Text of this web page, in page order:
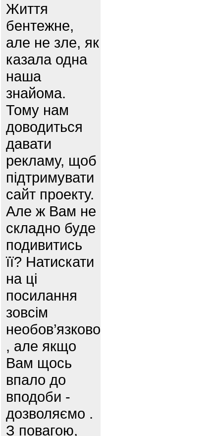
Життя
бентежне,
але не зле, як
казала одна
наша
знайома.
Тому нам
доводиться
давати
рекламу, щоб
підтримувати
сайт проекту.
Але ж Вам не
складно буде
подивитись
її? Натискати
на ці
посилання
зовсім
необов’язково
, але якщо
Вам щось
впало до
вподоби -
дозволяємо .
З повагою,